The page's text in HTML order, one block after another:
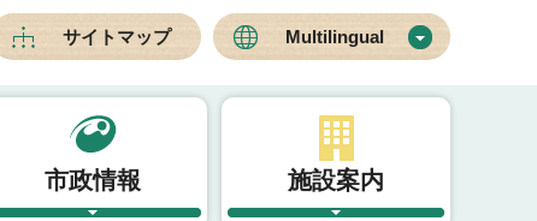
サイトマップ Multilingual
市政情報 施設案内